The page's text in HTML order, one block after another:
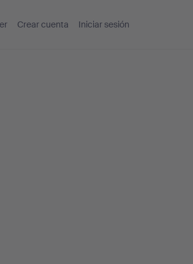
Crear cuenta Iniciar sesión